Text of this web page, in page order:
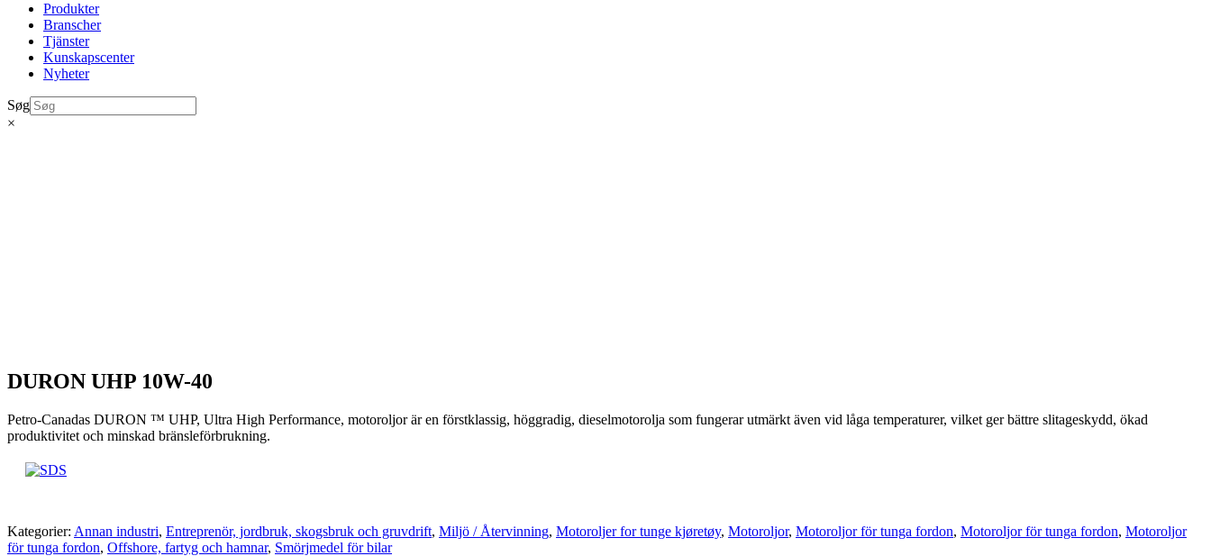
Produkter
Branscher
Tjänster
Kunskapscenter
Nyheter
Søg
×
DURON UHP 10W-40
Petro-Canadas DURON ™ UHP, Ultra High Performance, motoroljor är en förstklassig, höggradig, dieselmotorolja som fungerar utmärkt även vid låga temperaturer, vilket ger bättre slitageskydd, ökad
produktivitet och minskad bränsleförbrukning.
Kategorier: Annan industri, Entreprenör, jordbruk, skogsbruk och gruvdrift, Miljö / Återvinning, Motoroljer for tunge kjøretøy, Motoroljor, Motoroljor för tunga fordon, Motoroljor för tunga fordon, Motoroljor
för tunga fordon, Offshore, fartyg och hamnar, Smörjmedel för bilar